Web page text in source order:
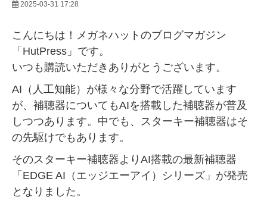
2025-03-31 17:28
こんにちは！メガネハットのブログマガジン
「HutPress」です。
いつも購読いただきありがとうございます。
AI（人工知能）が様々な分野で活躍しています
が、補聴器についてもAIを搭載した補聴器が普及
しつつあります。中でも、スターキー補聴器はそ
の先駆けでもあります。
そのスターキー補聴器よりAI搭載の最新補聴器
「EDGE AI（エッジエーアイ）シリーズ」が発売
となりました。